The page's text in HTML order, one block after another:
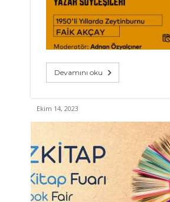
Devamını oku
Ekim 14, 2023